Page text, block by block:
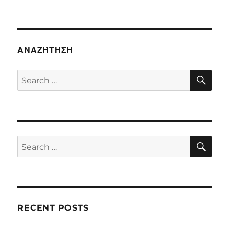
ΑΝΑΖΉΤΗΣΗ
Search
for:
Search
for:
RECENT POSTS